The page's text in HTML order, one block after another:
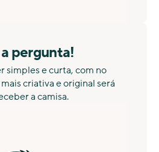
pergunta!
simples e curta, com no
criativa e original será
a camisa.